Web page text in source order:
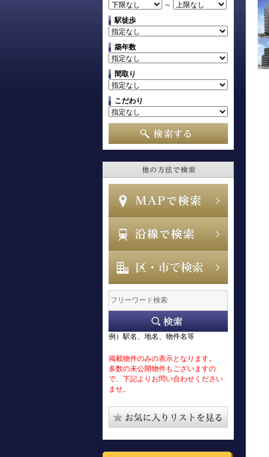
～
駅徒歩
築年数
間取り
こだわり
例）駅名、地名、物件名等
掲載物件のみの表示となります。
多数の未公開物件もございますの
で、下記よりお問い合わせください
ませ。